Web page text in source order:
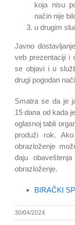
koja nisu
način nije
u drugim
Javno
veb prezentaciji i
se objavi i u
drugi pogodan
Smatra se da je
15 dana od kada
oglasnoj tabli
produži rok.
obrazloženje
daju
obrazloženje.
BIRAČKI
30/04/2024